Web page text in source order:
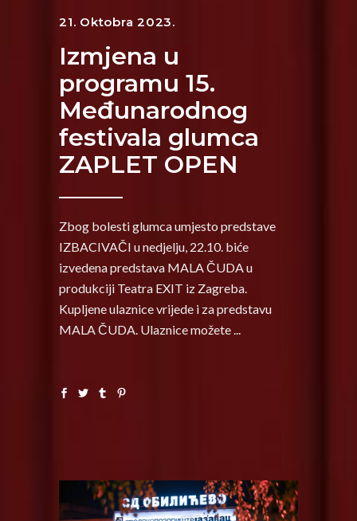
21. Oktobra 2023.
Izmjena u
programu 15.
Međunarodnog
festivala glumca
ZAPLET OPEN
Zbog bolesti glumca umjesto predstave
IZBACIVAČI u nedjelju, 22.10. biće
izvedena predstava MALA ČUDA u
produkciji Teatra EXIT iz Zagreba.
Kupljene ulaznice vrijede i za predstavu
MALA ČUDA. Ulaznice možete